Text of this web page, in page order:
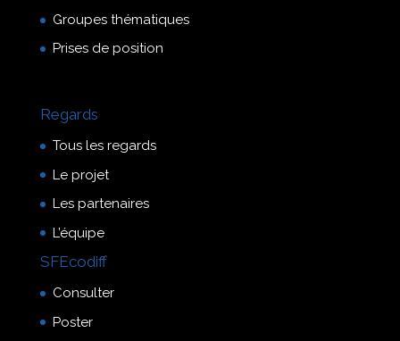
Groupes thématiques
Prises de position
Regards
Tous les regards
Le projet
Les partenaires
L’équipe
SFEcodiff
Consulter
Poster